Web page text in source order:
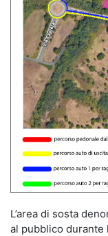
L’area di sosta
al pubblico